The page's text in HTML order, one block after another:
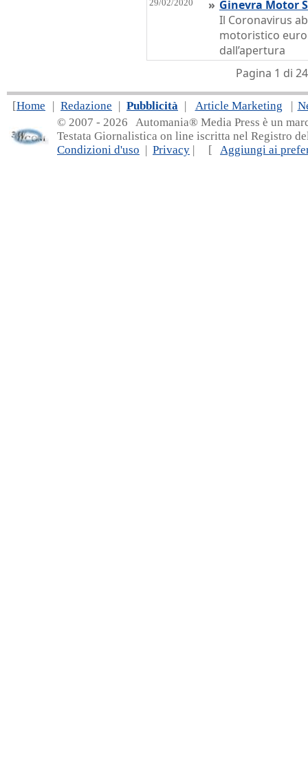
29/02/2020 » Ginevra Motor
Il Coronavirus
motoristico
dall’apertura
Pagina 1 di
[Home | Redazione | Pubblicità | Article Marketing |
© 2007 - 2026 Automania® Media Press è un
Testata Giornalistica on line iscritta nel Registro
Condizioni d'uso | Privacy | [ Aggiungi ai